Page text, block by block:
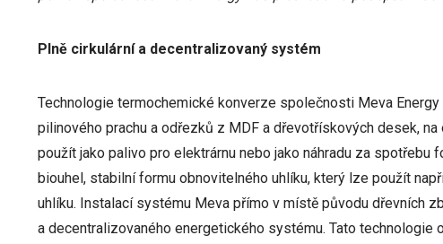
Plně cirkulární a decentralizovaný systém
Technologie termochemické konverze společnosti Meva
pilinového prachu a odřezků z MDF a dřevotřískových desek,
použít jako palivo pro elektrárnu nebo jako náhradu za spotřebu
biouhel, stabilní formu obnovitelného uhlíku, který lze použít
uhlíku. Instalací systému Meva přímo v místě původu dřevních
a decentralizovaného energetického systému. Tato technologie